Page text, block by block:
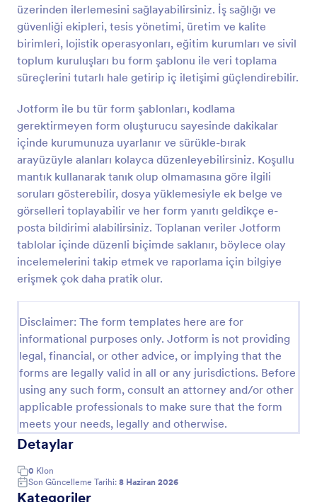
üzerinden ilerlemesini sağlayabilirsiniz. İş sağlığı ve
güvenliği ekipleri, tesis yönetimi, üretim ve kalite
birimleri, lojistik operasyonları, eğitim kurumları ve sivil
toplum kuruluşları bu form şablonu ile veri toplama
süreçlerini tutarlı hale getirip iç iletişimi güçlendirebilir.
Jotform ile bu tür form şablonları, kodlama
gerektirmeyen form oluşturucu sayesinde dakikalar
içinde kurumunuza uyarlanır ve sürükle-bırak
arayüzüyle alanları kolayca düzenleyebilirsiniz. Koşullu
mantık kullanarak tanık olup olmamasına göre ilgili
soruları gösterebilir, dosya yüklemesiyle ek belge ve
görselleri toplayabilir ve her form yanıtı geldikçe e-
posta bildirimi alabilirsiniz. Toplanan veriler Jotform
tablolar içinde düzenli biçimde saklanır, böylece olay
incelemelerini takip etmek ve raporlama için bilgiye
erişmek çok daha pratik olur.
Disclaimer: The form templates here are for
informational purposes only. Jotform is not providing
legal, financial, or other advice, or implying that the
forms are legally valid in all or any jurisdictions. Before
using any such form, consult an attorney and/or other
applicable professionals to make sure that the form
meets your needs, legally and otherwise.
Detaylar
0 Klon
Son Güncelleme Tarihi: 8 Haziran 2026
Kategoriler
Kaza Raporu
Kaza Raporu Şablonu, bir kuruluşta veya belirli bir
bağlamda meydana gelen bir olay, kaza veya
olağandışı olayla ilgili ayrıntıları belgelemek için
kullanılan standartlaştırılmış bir formdur. Tarih, saat,
yer, olayın tanımı, ilgili taraflar ve alınan önlemler gibi
temel bilgilerin kaydedilmesi için yapılandırılmış bir
raporlamanın sağlanmasına yardımcı olarak etkin olay
yönetimi ve analizini kolaylaştırdığı için kuruluşlar için
çok değerlidir.Önde gelen online form oluşturucusu
Jotform, olay raporlamasının verimliliğini ve
etkinliğini artıran bir dizi özellik ve yetenek sunar.
Google Drive, Salesforce ve Dropbox gibi popüler
uygulamalar ve hizmetlerle sorunsuz entegrasyon
yetenekleri sayesinde kuruluşlar verileri kolayca
aktarabilir ve otomatikleştirerek sorunsuz bir bilgi
akışı sağlayabilir. Ayrıca, Jotform'un widget
kütüphanesi takvimler, dosya yüklemeleri ve
elektronik imzalar dahil olmak üzere olay raporlarına
ek işlevsellik sağlar. Bu, kuruluşların olay raporlarını
Go to Category:
Olay Raporu Formları
Şablon Kullan
Önizleme